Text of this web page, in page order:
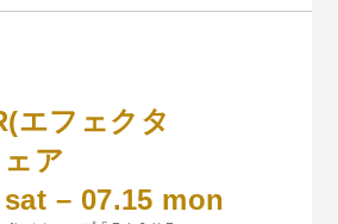
エフェクタ
ア
– 07.15 mon